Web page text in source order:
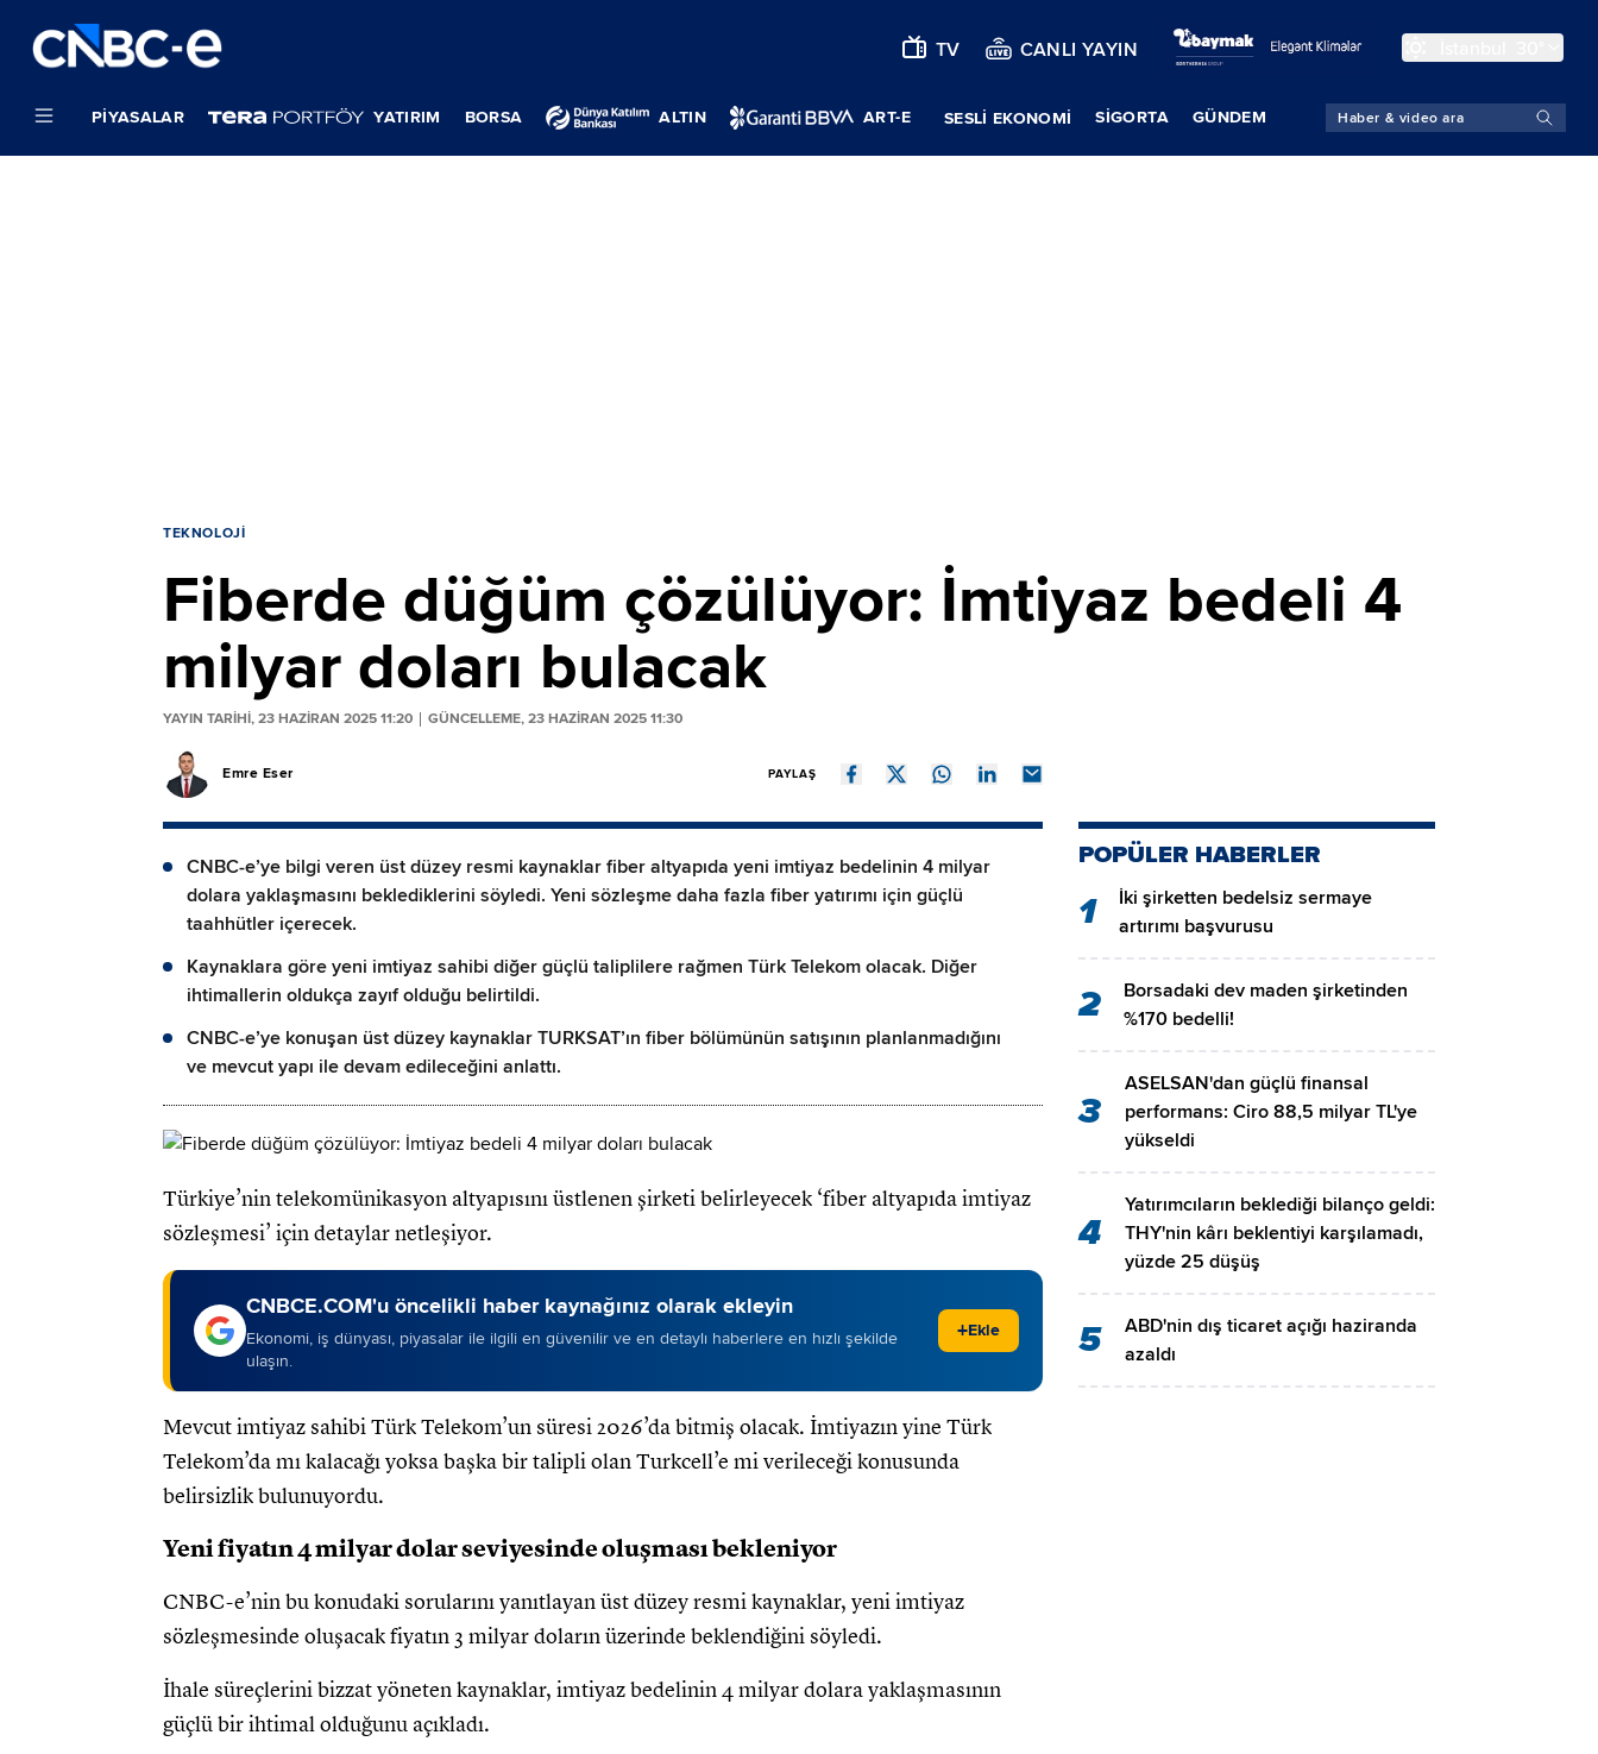
TV CANLI YAYIN
PIYASALAR YATIRIM BORSA ALTIN ART-E SESLİ EKONOMİ SIGORTA GÜNDEM
TEKNOLOJI
Fiberde düğüm çözülüyor: İmtiyaz bedeli 4
milyar doları bulacak
YAYIN TARİHİ, 23 HAZIRAN 2025 11:20 GÜNCELLEME, 23 HAZIRAN 2025 11:30
Emre Eser PAYLAŞ
CNBC-e’ye bilgi veren üst düzey resmi kaynaklar fiber altyapıda yeni imtiyaz bedelinin 4 milyar
dolara yaklaşmasını beklediklerini söyledi. Yeni sözleşme daha fazla fiber yatırımı için güçlü
taahhütler içerecek.
Kaynaklara göre yeni imtiyaz sahibi diğer güçlü taliplilere rağmen Türk Telekom olacak. Diğer
ihtimallerin oldukça zayıf olduğu belirtildi.
CNBC-e’ye konuşan üst düzey kaynaklar TURKSAT’ın fiber bölümünün satışının planlanmadığını
ve mevcut yapı ile devam edileceğini anlattı.
Türkiye’nin telekomünikasyon altyapısını üstlenen şirketi belirleyecek ‘fiber altyapıda imtiyaz
sözleşmesi’ için detaylar netleşiyor.
CNBCE.COM'u öncelikli haber kaynağınız olarak ekleyin
Ekonomi, iş dünyası, piyasalar ile ilgili en güvenilir ve en detaylı haberlere en hızlı şekilde
ulaşın.
+Ekle
Mevcut imtiyaz sahibi Türk Telekom’un süresi 2026’da bitmiş olacak. İmtiyazın yine Türk
Telekom’da mı kalacağı yoksa başka bir talipli olan Turkcell’e mi verileceği konusunda
belirsizlik bulunuyordu.
Yeni fiyatın 4 milyar dolar seviyesinde oluşması bekleniyor
CNBC-e’nin bu konudaki sorularını yanıtlayan üst düzey resmi kaynaklar, yeni imtiyaz
sözleşmesinde oluşacak fiyatın 3 milyar doların üzerinde beklendiğini söyledi.
İhale süreçlerini bizzat yöneten kaynaklar, imtiyaz bedelinin 4 milyar dolara yaklaşmasının
güçlü bir ihtimal olduğunu açıkladı.
POPÜLER HABERLER
1
İki şirketten bedelsiz sermaye
artırımı başvurusu
2
Borsadaki dev maden şirketinden
%170 bedelli!
3
ASELSAN'dan güçlü finansal
performans: Ciro 88,5 milyar TL'ye
yükseldi
4
Yatırımcıların beklediği bilanço geldi:
THY'nin kârı beklentiyi karşılamadı,
yüzde 25 düşüş
5
ABD'nin dış ticaret açığı haziranda
azaldı